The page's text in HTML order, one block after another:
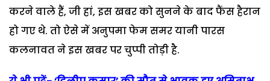
करने वाले हैं, जी हां, इस खबर को सुनने के बाद फैंस हैरान
हो गए थे. तो ऐसे में अनुपमा फेम समर यानी पारस
कलनावत ने इस खबर पर चुप्पी तोड़ी है.